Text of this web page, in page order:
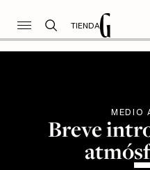
TIENDA
MEDIO
Breve